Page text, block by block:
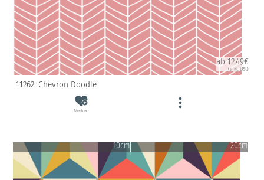
ab 12.49€
(inkl. USt)
11262: Chevron Doodle
Merken
10cm 20cm